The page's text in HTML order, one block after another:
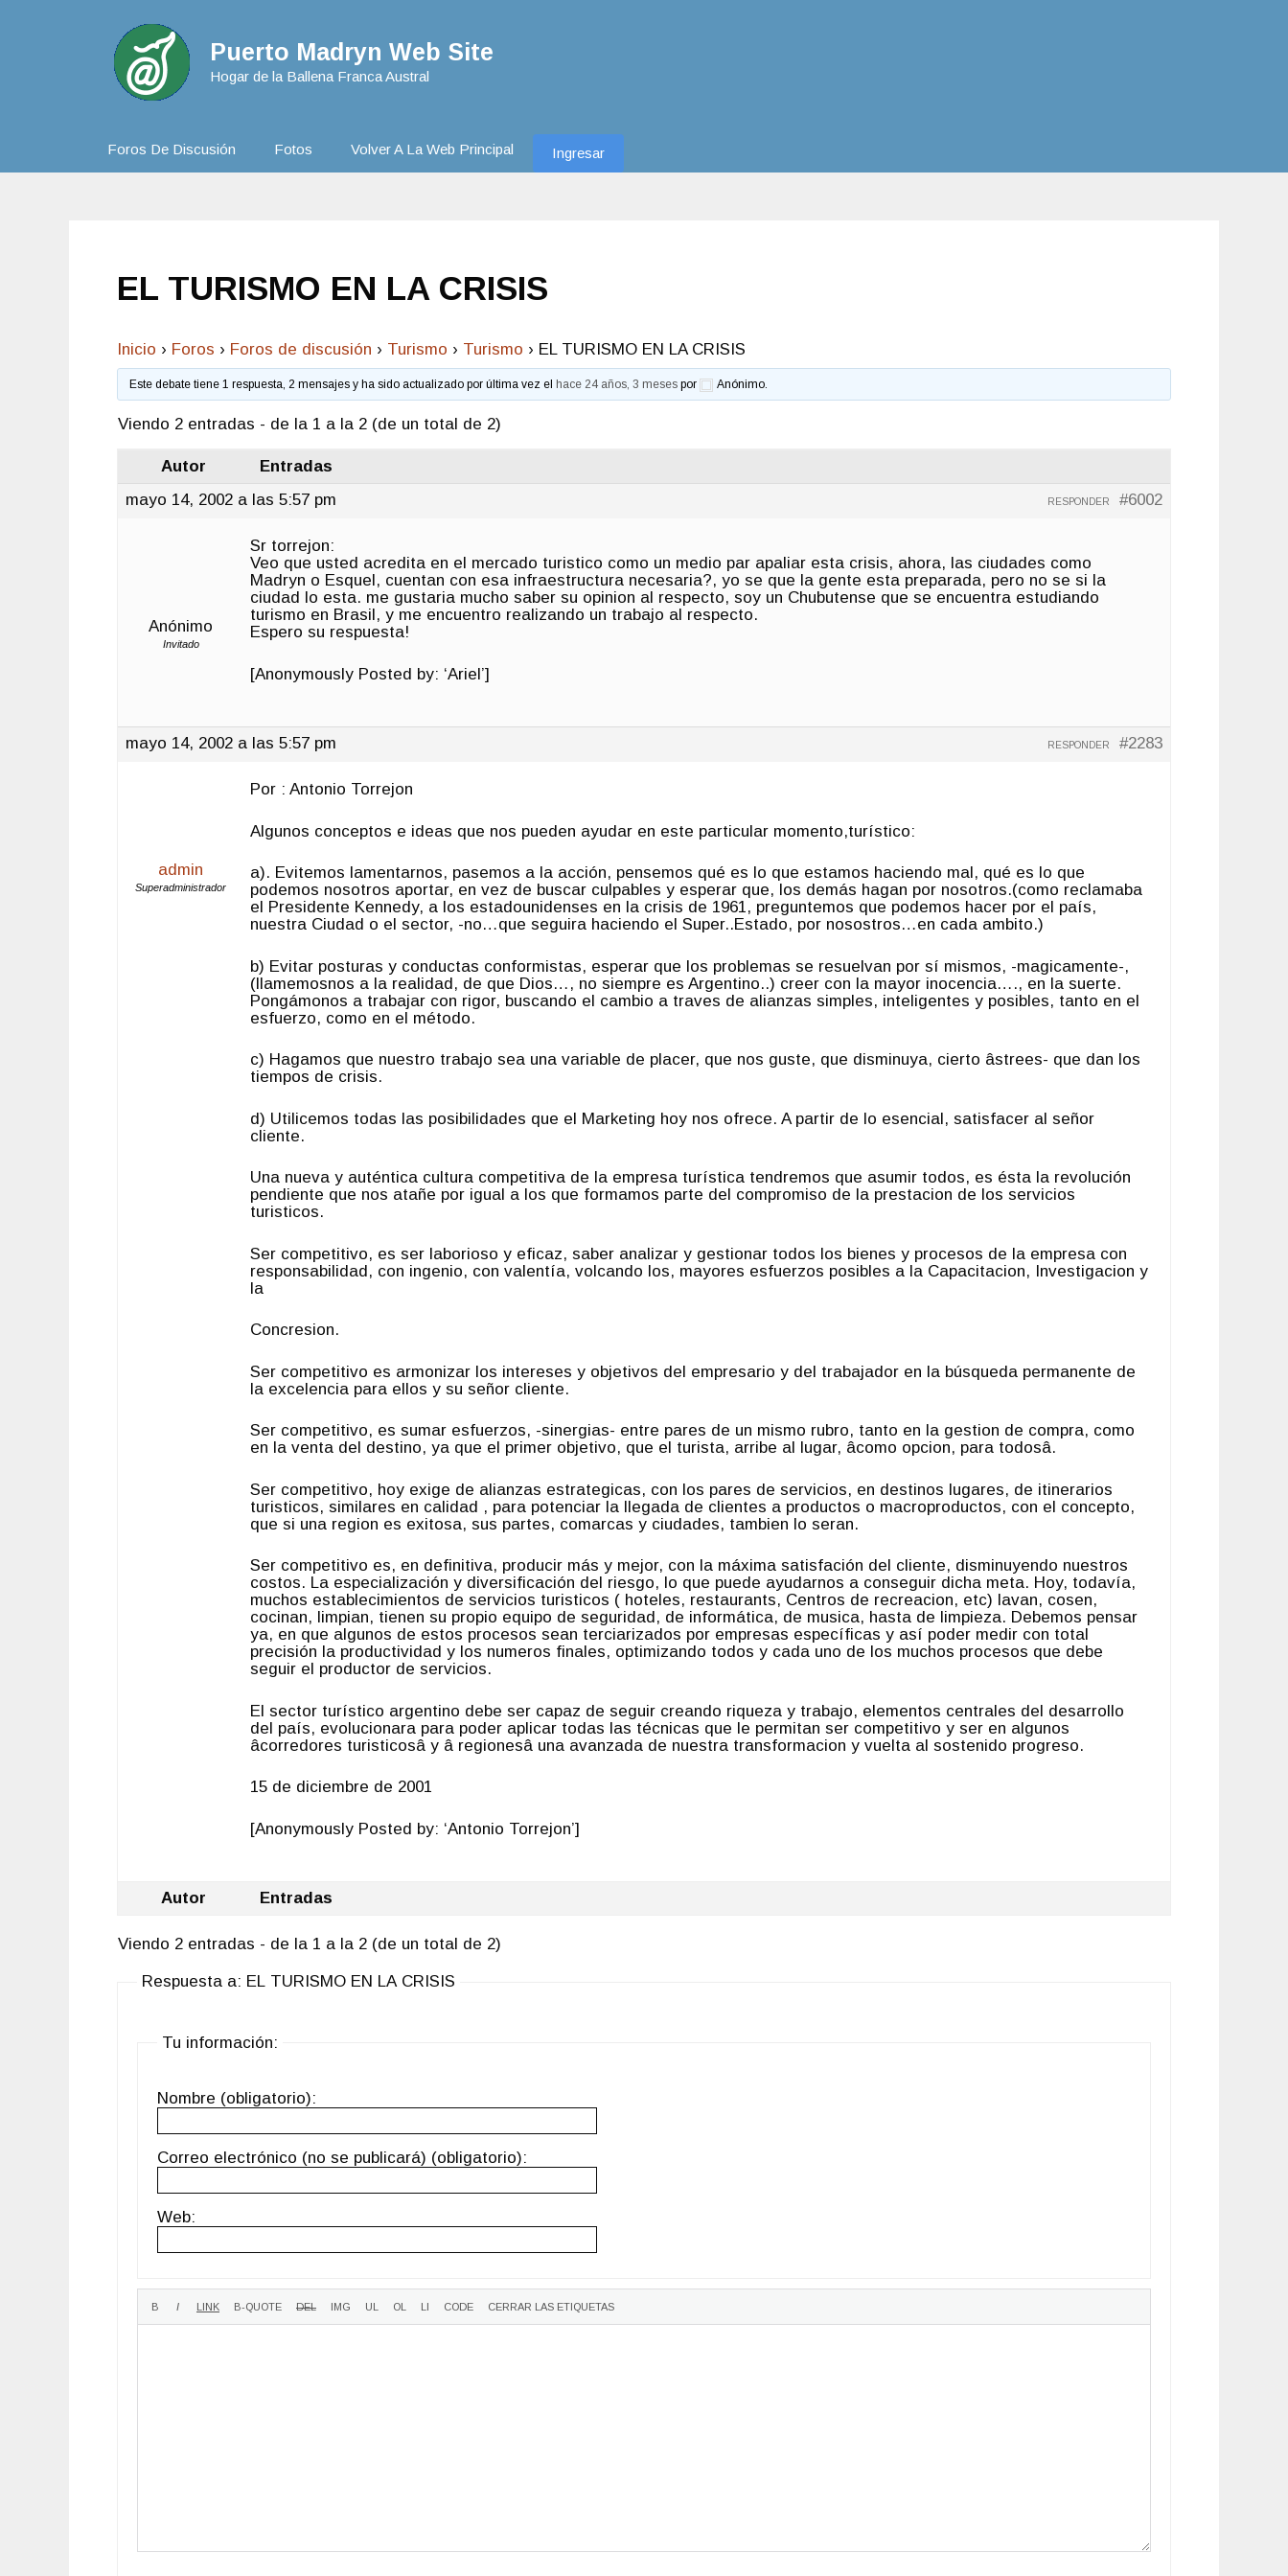
Puerto Madryn Web Site
Hogar de la Ballena Franca Austral
Foros De Discusión Fotos Volver A La Web Principal Ingresar
EL TURISMO EN LA CRISIS
Inicio › Foros › Foros de discusión › Turismo › Turismo › EL TURISMO EN LA CRISIS
Este debate tiene 1 respuesta, 2 mensajes y ha sido actualizado por última vez el hace 24 años, 3 meses por Anónimo.
Viendo 2 entradas - de la 1 a la 2 (de un total de 2)
Autor
Entradas
mayo 14, 2002 a las 5:57 pm
#6002
RESPONDER
Anónimo
Invitado
Sr torrejon:
Veo que usted acredita en el mercado turistico como un medio par apaliar esta crisis, ahora, las ciudades como
Madryn o Esquel, cuentan con esa infraestructura necesaria?, yo se que la gente esta preparada, pero no se si la
ciudad lo esta. me gustaria mucho saber su opinion al respecto, soy un Chubutense que se encuentra estudiando
turismo en Brasil, y me encuentro realizando un trabajo al respecto.
Espero su respuesta!
[Anonymously Posted by: ‘Ariel’]
mayo 14, 2002 a las 5:57 pm #2283
RESPONDER
admin
Superadministrador
Por : Antonio Torrejon
Algunos conceptos e ideas que nos pueden ayu­dar en este particular momento,turístico:
a). Evitemos lamentarnos, pasemos a la acción, pensemos qué es lo que estamos haciendo mal, qué es lo que
podemos nosotros aportar, en vez de buscar culpables y esperar que, los demás hagan por nosotros.(como reclamaba
el Presidente Kennedy, a los estadounidenses en la crisis de 1961, preguntemos que podemos hacer por el país,
nuestra Ciudad o el sector, -no…que seguira haciendo el Super..Estado, por nosostros…en cada ambito.)
b) Evitar posturas y conductas conformistas, esperar que los problemas se resuelvan por sí mismos, -magicamente-,
(llamemosnos a la realidad, de que Dios…, no siempre es Argentino..) creer con la mayor inocencia…., en la suerte.
Pongámonos a trabajar con rigor, buscando el cambio a traves de alianzas simples, inteligentes y posibles, tanto en el
esfuerzo, como en el método.
c) Hagamos que nuestro trabajo sea una variable de placer, que nos guste, que disminuya, cierto âstrees- que dan los
tiempos de crisis.
d) Utilicemos todas las posibilidades que el Marketing hoy nos ofrece. A partir de lo esencial, satisfacer al señor
cliente.
Una nueva y auténtica cultura competitiva de la empresa turística tendremos que asumir todos, es ésta la revolución
pendiente que nos atañe por igual a los que formamos parte del compromiso de la prestacion de los servicios
turisticos.
Ser competitivo, es ser laborioso y eficaz, saber analizar y gestionar todos los bienes y procesos de la empresa con
responsabilidad, con ingenio, con valentía, volcando los, mayores esfuerzos posibles a la Capacitacion, Investigacion y
la
Concresion.
Ser competitivo es armonizar los intereses y objetivos del empresario y del trabajador en la búsqueda permanente de
la excelencia para ellos y su señor cliente.
Ser competitivo, es sumar esfuerzos, -sinergias- entre pares de un mismo rubro, tanto en la gestion de compra, como
en la venta del destino, ya que el primer objetivo, que el turista, arribe al lugar, âcomo opcion, para todosâ.
Ser competitivo, hoy exige de alianzas estrategicas, con los pares de servicios, en destinos lugares, de itinerarios
turisticos, similares en calidad , para potenciar la llegada de clientes a productos o macroproductos, con el concepto,
que si una region es exitosa, sus partes, comarcas y ciudades, tambien lo seran.
Ser competitivo es, en definitiva, producir más y mejor, con la má­xima satisfación del cliente, disminuyendo nuestros
costos. La espe­cialización y diversificación del riesgo, lo que puede ayudarnos a conseguir dicha meta. Hoy, todavía,
muchos establecimientos de servicios turisticos ( hoteles, restaurants, Centros de recreacion, etc) lavan, cosen,
cocinan, limpian, tienen su propio equipo de seguridad, de informática, de musica, hasta de limpieza. Debemos pen­sar
ya, en que algunos de estos procesos sean terciarizados por empresas es­pecíficas y así poder medir con total
precisión la productividad y los numeros finales, optimizando todos y cada uno de los muchos procesos que debe
seguir el productor de servicios.
El sector turístico argentino debe ser capaz de seguir creando riqueza y trabajo, ele­mentos centrales del desarrollo
del país, evolucionara para poder aplicar todas las técnicas que le permitan ser competitivo y ser en algunos
âcorredores turisticosâ y â regionesâ una avanzada de nuestra transformacion y vuelta al sostenido progreso.
15 de diciembre de 2001
[Anonymously Posted by: ‘Antonio Torrejon’]
Autor Entradas
Viendo 2 entradas - de la 1 a la 2 (de un total de 2)
Respuesta a: EL TURISMO EN LA CRISIS
Tu información:
Nombre (obligatorio):
Correo electrónico (no se publicará) (obligatorio):
Web: